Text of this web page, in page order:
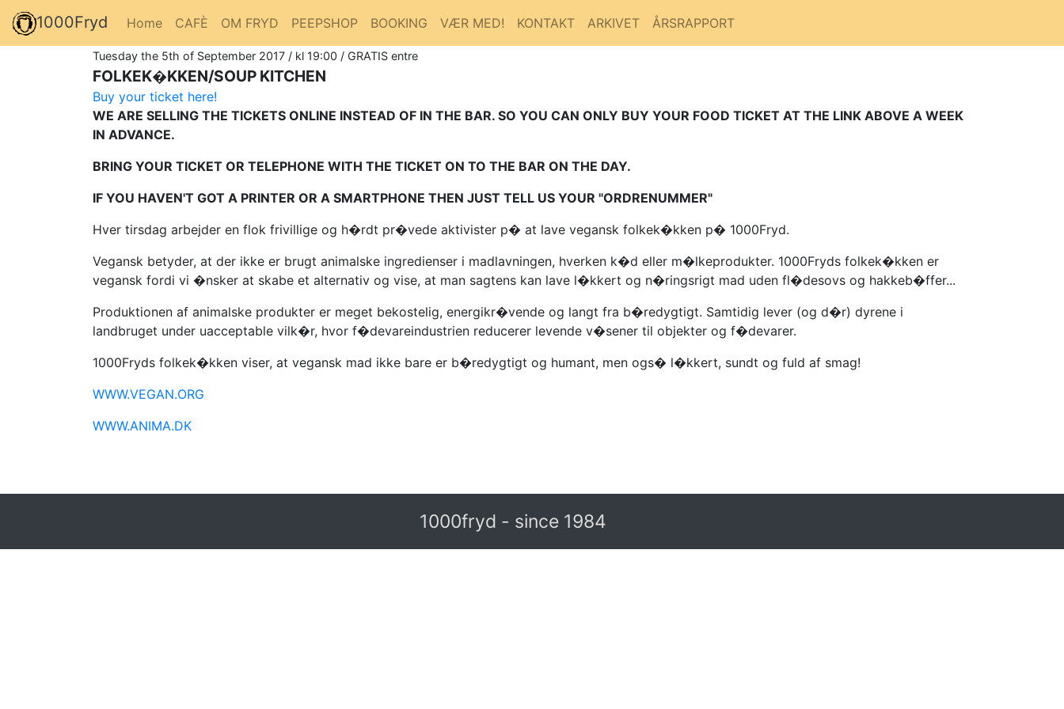
1000Fryd Home CAFÈ OM FRYD PEEPSHOP BOOKING VÆR MED! KONTAKT ARKIVET ÅRSRAPPORT
Tuesday the 5th of September 2017 / kl 19:00 / GRATIS entre
FOLKEK�KKEN/SOUP KITCHEN
Buy your ticket here!
WE ARE SELLING THE TICKETS ONLINE INSTEAD OF IN THE BAR. SO YOU CAN ONLY BUY YOUR FOOD TICKET AT THE LINK ABOVE A WEEK
IN ADVANCE.
BRING YOUR TICKET OR TELEPHONE WITH THE TICKET ON TO THE BAR ON THE DAY.
IF YOU HAVEN'T GOT A PRINTER OR A SMARTPHONE THEN JUST TELL US YOUR "ORDRENUMMER"
Hver tirsdag arbejder en flok frivillige og h�rdt pr�vede aktivister p� at lave vegansk folkek�kken p� 1000Fryd.
Vegansk betyder, at der ikke er brugt animalske ingredienser i madlavningen, hverken k�d eller m�lkeprodukter. 1000Fryds folkek�kken er
vegansk fordi vi �nsker at skabe et alternativ og vise, at man sagtens kan lave l�kkert og n�ringsrigt mad uden fl�desovs og hakkeb�ffer...
Produktionen af animalske produkter er meget bekostelig, energikr�vende og langt fra b�redygtigt. Samtidig lever (og d�r) dyrene i
landbruget under uacceptable vilk�r, hvor f�devareindustrien reducerer levende v�sener til objekter og f�devarer.
1000Fryds folkek�kken viser, at vegansk mad ikke bare er b�redygtigt og humant, men ogs� l�kkert, sundt og fuld af smag!
WWW.VEGAN.ORG
WWW.ANIMA.DK
1000fryd - since 1984